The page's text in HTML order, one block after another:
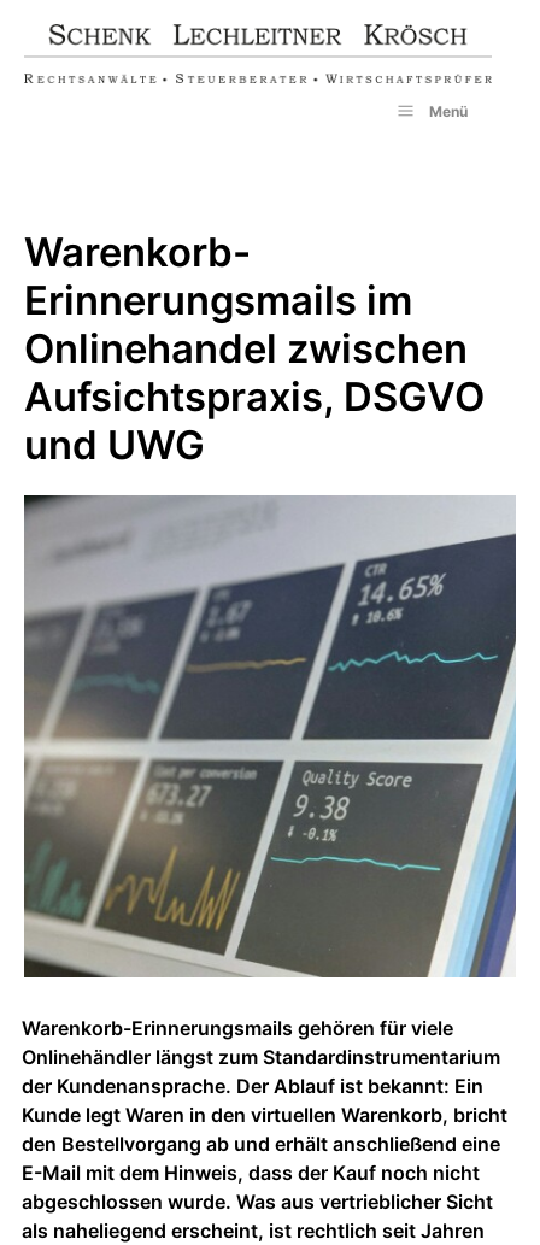
springen
Menü
Warenkorb-
Erinnerungsmails im
Onlinehandel zwischen
Aufsichtspraxis, DSGVO
und UWG
Warenkorb-Erinnerungsmails gehören für viele
Onlinehändler längst zum Standardinstrumentarium
der Kundenansprache. Der Ablauf ist bekannt: Ein
Kunde legt Waren in den virtuellen Warenkorb, bricht
den Bestellvorgang ab und erhält anschließend eine
E-Mail mit dem Hinweis, dass der Kauf noch nicht
abgeschlossen wurde. Was aus vertrieblicher Sicht
als naheliegend erscheint, ist rechtlich seit Jahren